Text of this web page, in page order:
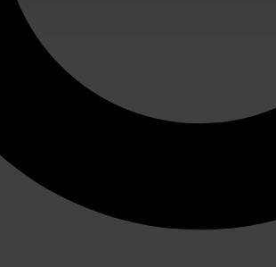
op basis van uw gebruik van hun